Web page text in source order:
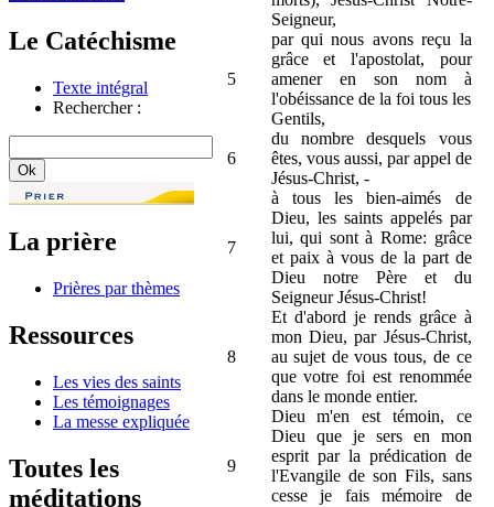
Le Catéchisme
Texte intégral
Rechercher :
La prière
Prières par thèmes
Ressources
Les vies des saints
Les témoignages
La messe expliquée
Toutes les
méditations
Seigneur,
5
par qui nous avons reçu la
grâce et l'apostolat, pour
amener en son nom à
l'obéissance de la foi tous les
Gentils,
6
du nombre desquels vous
êtes, vous aussi, par appel de
Jésus-Christ, -
7
à tous les bien-aimés de
Dieu, les saints appelés par
lui, qui sont à Rome: grâce
et paix à vous de la part de
Dieu notre Père et du
Seigneur Jésus-Christ!
8
Et d'abord je rends grâce à
mon Dieu, par Jésus-Christ,
au sujet de vous tous, de ce
que votre foi est renommée
dans le monde entier.
9
Dieu m'en est témoin, ce
Dieu que je sers en mon
esprit par la prédication de
l'Evangile de son Fils, sans
cesse je fais mémoire de